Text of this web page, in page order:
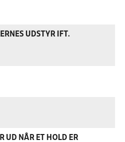
UDSTYR IFT.
UD NÅR ET HOLD ER